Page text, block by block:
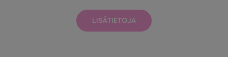
LISÄTIETOJA